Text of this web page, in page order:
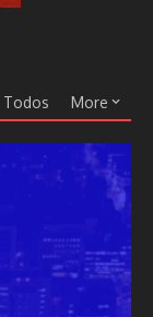
Todos More